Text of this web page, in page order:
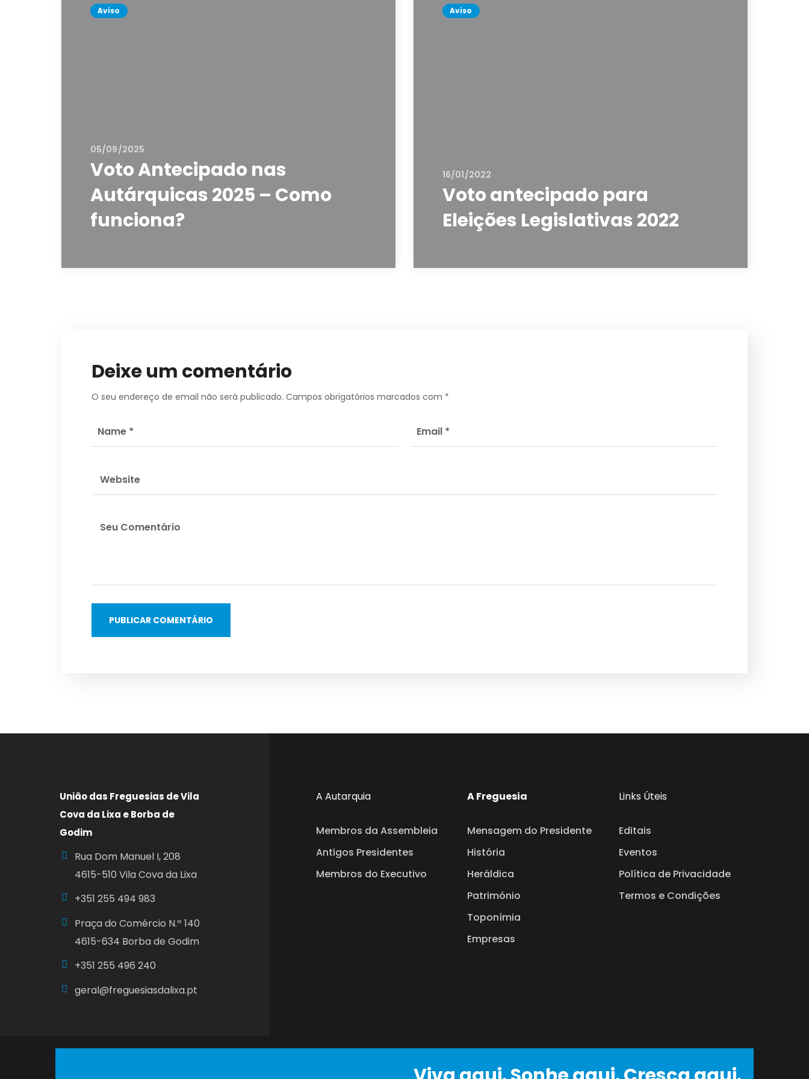
Aviso
05/09/2025
Voto Antecipado nas
Autárquicas 2025 – Como
funciona?
Aviso
16/01/2022
Voto antecipado para
Eleições Legislativas 2022
Deixe um comentário
O seu endereço de email não será publicado. Campos obrigatórios marcados com *
União das Freguesias de Vila
Cova da Lixa e Borba de
Godim
Rua Dom Manuel I, 208
4615-510 Vila Cova da Lixa
+351 255 494 983
Praça do Comércio N.º 140
4615-634 Borba de Godim
+351 255 496 240
geral@freguesiasdalixa.pt
A Autarquia
Membros da Assembleia
Antigos Presidentes
Membros do Executivo
A Freguesia
Mensagem do Presidente
História
Heráldica
Património
Toponímia
Empresas
Links Úteis
Editais
Eventos
Política de Privacidade
Termos e Condições